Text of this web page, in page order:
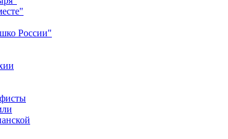
России"